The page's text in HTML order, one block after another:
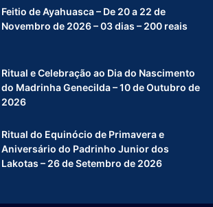
Feitio de Ayahuasca – De 20 a 22 de
Novembro de 2026 – 03 dias – 200 reais
Ritual e Celebração ao Dia do Nascimento
do Madrinha Genecilda – 10 de Outubro de
2026
Ritual do Equinócio de Primavera e
Aniversário do Padrinho Junior dos
Lakotas – 26 de Setembro de 2026